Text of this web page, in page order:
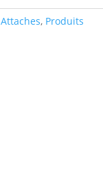
Attaches, Produits